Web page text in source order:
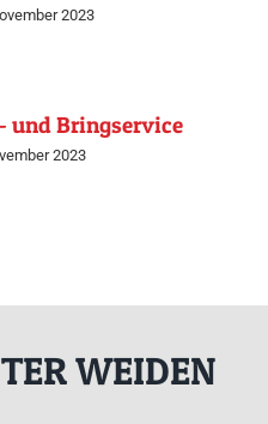
2023
und Bringservice
2023
WEIDEN